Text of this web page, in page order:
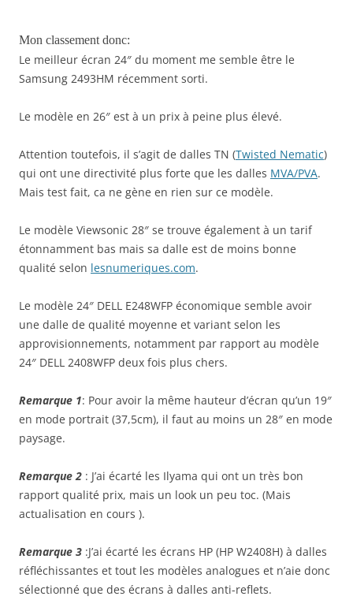
Mon classement donc:
Le meilleur écran 24″ du moment me semble être le
Samsung 2493HM récemment sorti.
Le modèle en 26″ est à un prix à peine plus élevé.
Attention toutefois, il s’agit de dalles TN (Twisted Nematic)
qui ont une directivité plus forte que les dalles MVA/PVA.
Mais test fait, ca ne gène en rien sur ce modèle.
Le modèle Viewsonic 28″ se trouve également à un tarif
étonnamment bas mais sa dalle est de moins bonne
qualité selon lesnumeriques.com.
Le modèle 24″ DELL E248WFP économique semble avoir
une dalle de qualité moyenne et variant selon les
approvisionnements, notamment par rapport au modèle
24″ DELL 2408WFP deux fois plus chers.
Remarque 1: Pour avoir la même hauteur d’écran qu’un 19″
en mode portrait (37,5cm), il faut au moins un 28″ en mode
paysage.
Remarque 2 : J’ai écarté les Ilyama qui ont un très bon
rapport qualité prix, mais un look un peu toc. (Mais
actualisation en cours ).
Remarque 3 :J’ai écarté les écrans HP (HP W2408H) à dalles
réfléchissantes et tout les modèles analogues et n’aie donc
sélectionné que des écrans à dalles anti-reflets.